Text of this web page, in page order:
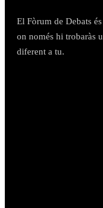
El Fòrum de Debats
on només hi trobaràs
diferent a tu.